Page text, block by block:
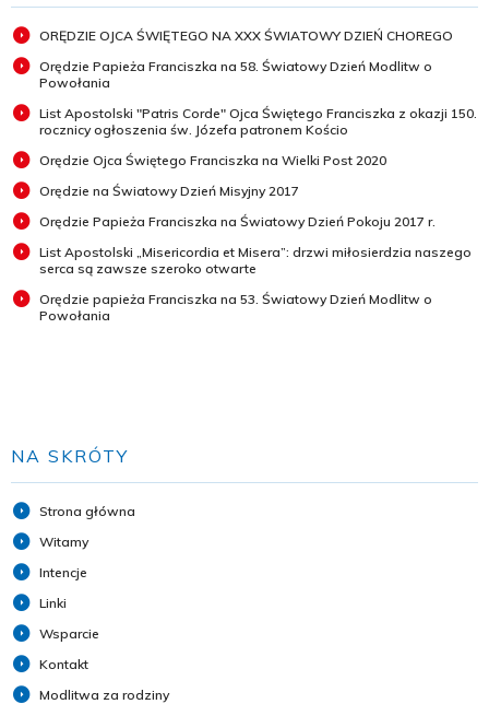
ORĘDZIE OJCA ŚWIĘTEGO NA XXX ŚWIATOWY DZIEŃ CHOREGO
Orędzie Papieża Franciszka na 58. Światowy Dzień Modlitw o
Powołania
List Apostolski "Patris Corde" Ojca Świętego Franciszka z okazji 150.
rocznicy ogłoszenia św. Józefa patronem Kościo
Orędzie Ojca Świętego Franciszka na Wielki Post 2020
Orędzie na Światowy Dzień Misyjny 2017
Orędzie Papieża Franciszka na Światowy Dzień Pokoju 2017 r.
List Apostolski „Misericordia et Misera”: drzwi miłosierdzia naszego
serca są zawsze szeroko otwarte
Orędzie papieża Franciszka na 53. Światowy Dzień Modlitw o
Powołania
NA SKRÓTY
Strona główna
Witamy
Intencje
Linki
Wsparcie
Kontakt
Modlitwa za rodziny